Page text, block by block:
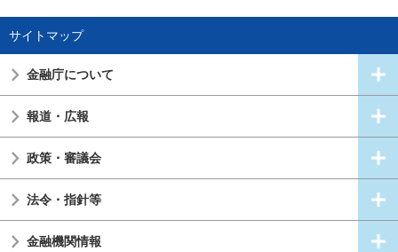
サイトマップ
金融庁について
報道・広報
政策・審議会
法令・指針等
金融機関情報